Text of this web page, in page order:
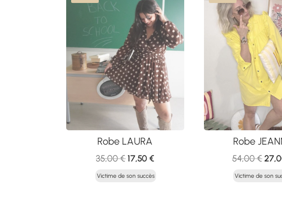
Robe LAURA
35,00€ Le
17,50€Le
Victime de son succès
Robe
54,00€Le
Victime de son